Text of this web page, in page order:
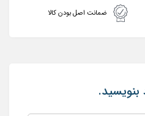
ضمانت اصل بودن کالا
بنویسید.